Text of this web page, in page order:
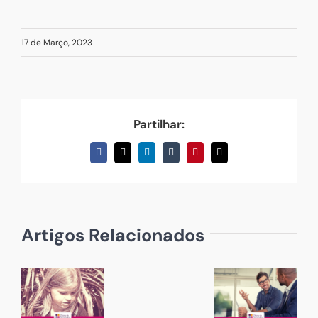
17 de Março, 2023
Partilhar:
Facebook
X LinkedInTumblrPinterestEmail
(necessário
Artigos Relacionados